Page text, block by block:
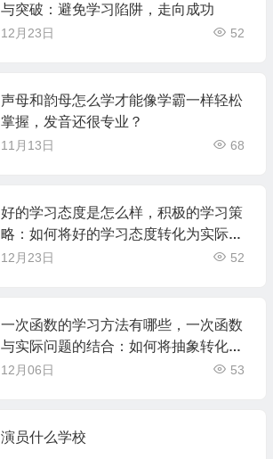
与突破：避免学习陷阱，走向成功
12月23日 52
声母和韵母怎么学才能像学霸一样轻松
掌握，发音还很专业？
11月13日 68
好的学习态度是怎么样，积极的学习策
略：如何将好的学习态度转化为实际行
动
12月23日 52
一次函数的学习方法有哪些，一次函数
与实际问题的结合：如何将抽象转化为
具体
12月06日 53
演员什么学校